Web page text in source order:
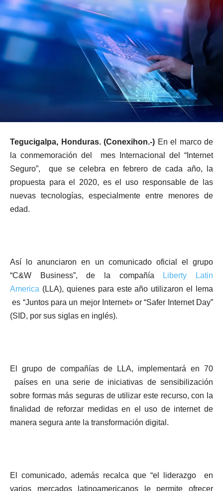
Tegucigalpa, Honduras. (Conexihon.-) En el marco de
la conmemoración del mes Internacional del “Internet
Seguro”, que se celebra en febrero de cada año, la
propuesta para el 2020, es el uso responsable de las
nuevas tecnologías, especialmente entre menores de
edad.
Así lo anunciaron en un comunicado oficial el grupo
“C&W Business”, de la compañía
Liberty Latin
America (LLA), quienes para este año utilizaron el lema
es “Juntos para un mejor Internet» or “Safer Internet Day”
(SID, por sus siglas en inglés).
El grupo de compañías de LLA, implementará en 70
países en una serie de iniciativas de sensibilización
sobre formas más seguras de utilizar este recurso, con la
finalidad de reforzar medidas en el uso de internet de
manera segura ante la transformación digital.
El comunicado, además recalca que “el liderazgo en
varios mercados latinoamericanos le permite ofrecer